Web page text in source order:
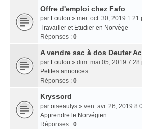
Offre d'emploi chez Fafo
par Loulou » mer. oct. 30, 2019 1:21
Travailler et Etudier en Norvège
Réponses : 0
A vendre sac à dos Deuter
par Loulou » dim. mai 05, 2019 7:28
Petites annonces
Réponses : 0
Kryssord
par oiseaulys » ven. avr. 26, 2019
Apprendre le Norvégien
Réponses : 0